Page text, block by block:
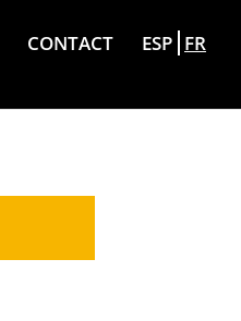
CONTACT ESP FR